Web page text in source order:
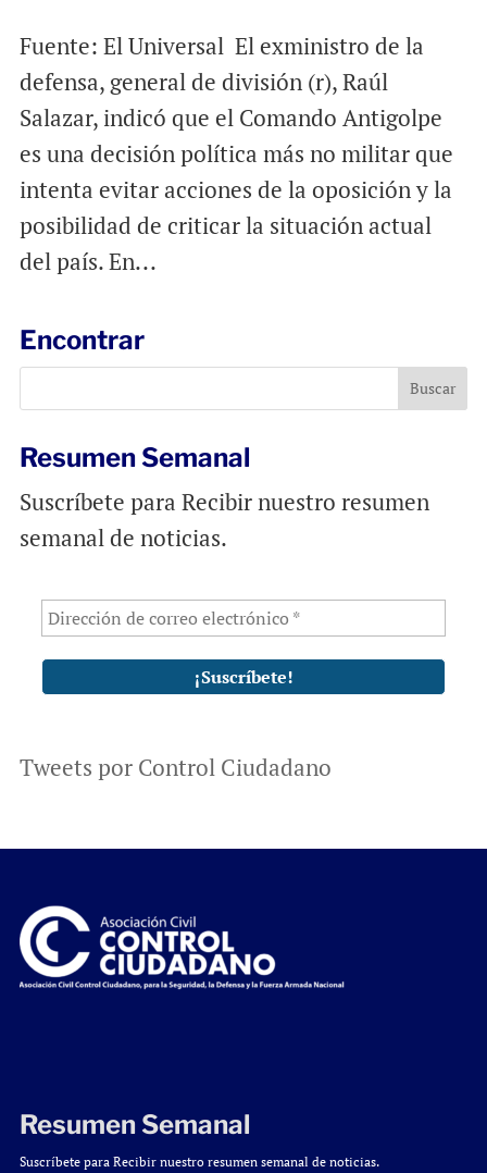
Fuente: El Universal El exministro de la
defensa, general de división (r), Raúl
Salazar, indicó que el Comando Antigolpe
es una decisión política más no militar que
intenta evitar acciones de la oposición y la
posibilidad de criticar la situación actual
del país. En...
Encontrar
Resumen Semanal
Suscríbete para Recibir nuestro resumen
semanal de noticias.
Tweets por Control Ciudadano
Resumen Semanal
Suscríbete para Recibir nuestro resumen semanal de noticias.